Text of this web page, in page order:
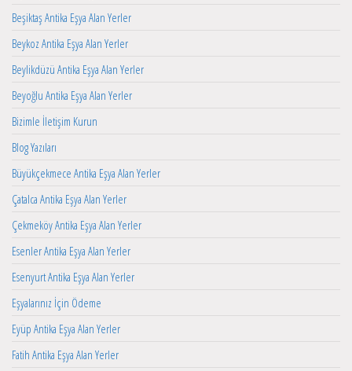
Beşiktaş Antika Eşya Alan Yerler
Beykoz Antika Eşya Alan Yerler
Beylikdüzü Antika Eşya Alan Yerler
Beyoğlu Antika Eşya Alan Yerler
Bizimle İletişim Kurun
Blog Yazıları
Büyükçekmece Antika Eşya Alan Yerler
Çatalca Antika Eşya Alan Yerler
Çekmeköy Antika Eşya Alan Yerler
Esenler Antika Eşya Alan Yerler
Esenyurt Antika Eşya Alan Yerler
Eşyalarınız İçin Ödeme
Eyüp Antika Eşya Alan Yerler
Fatih Antika Eşya Alan Yerler